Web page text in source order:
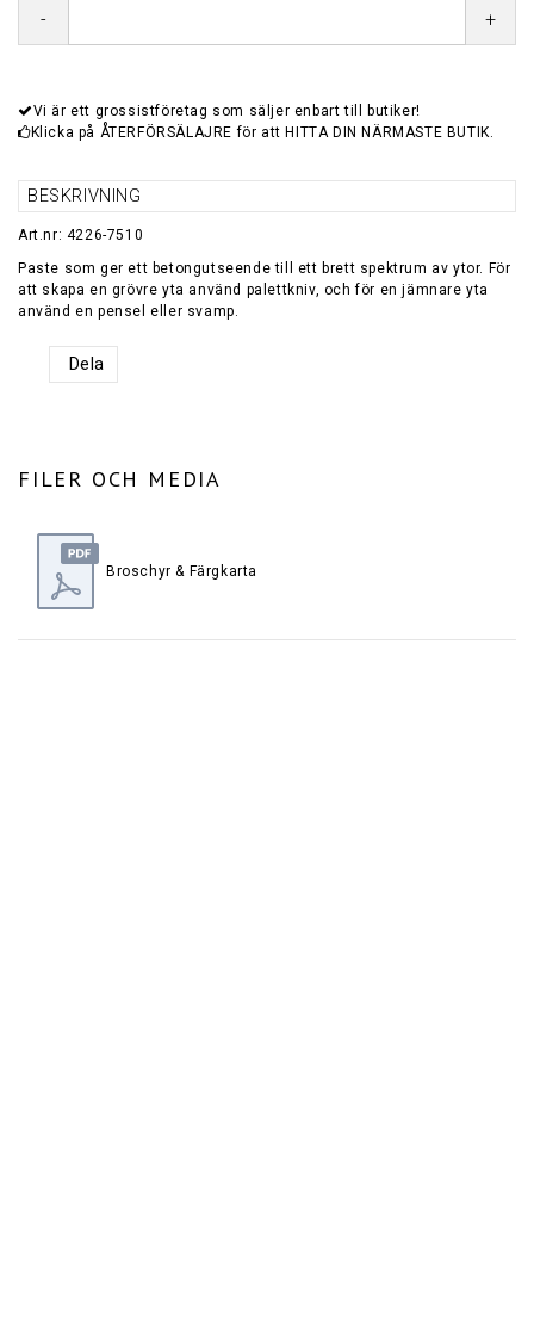
- +
Vi är ett grossistföretag som säljer enbart till butiker!
Klicka på ÅTERFÖRSÄLAJRE för att HITTA DIN NÄRMASTE BUTIK.
BESKRIVNING
Art.nr: 4226-7510
Paste som ger ett betongutseende till ett brett spektrum av ytor. För
att skapa en grövre yta använd palettkniv, och för en jämnare yta
använd en pensel eller svamp.
Dela
FILER OCH MEDIA
Broschyr & Färgkarta